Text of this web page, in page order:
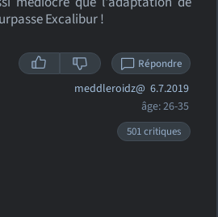
Excalibur !
Répondre
meddleroidz@ 6.7.2019
âge: 26-35
501 critiques